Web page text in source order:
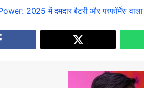
2025 में दमदार बैटरी और परफॉर्मेंस वाला